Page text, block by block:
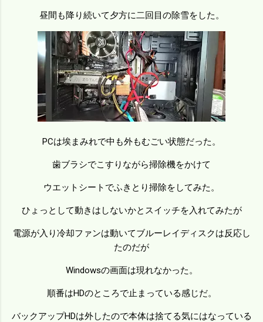
昼間も降り続いて夕方に二回目の除雪をした。
PCは埃まみれで中も外もむごい状態だった。
歯ブラシでこすりながら掃除機をかけて
ウエットシートでふきとり掃除をしてみた。
ひょっとして動きはしないかとスイッチを入れてみたが
電源が入り冷却ファンは動いてブルーレイディスクは反応し
たのだが
Windowsの画面は現れなかった。
順番はHDのところで止まっている感じだ。
バックアップHDは外したので本体は捨てる気にはなっている